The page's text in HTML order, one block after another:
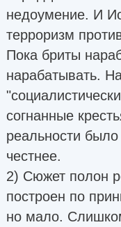
недоумение. И
терроризм
Пока бриты
нарабатывать.
согнанные
реальности
честнее.
2) Сюжет полон
построен по
но мало.